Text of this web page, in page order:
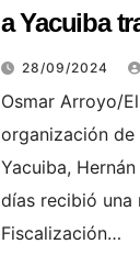
a Yacuiba
en las tarifas
28/09/2024
Osmar Arroyo/
organización
Yacuiba,
días recibió
Fiscalización…